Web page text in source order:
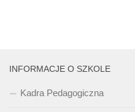
INFORMACJE O SZKOLE
Kadra Pedagogiczna